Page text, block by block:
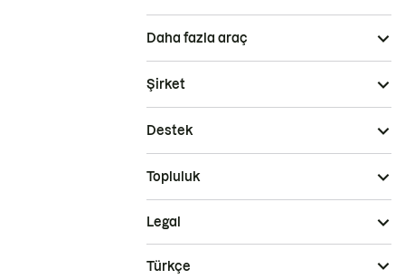
Daha fazla araç
Şirket
Destek
Topluluk
Legal
Türkçe